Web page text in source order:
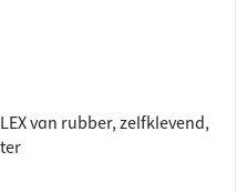
van rubber, zelfklevend,